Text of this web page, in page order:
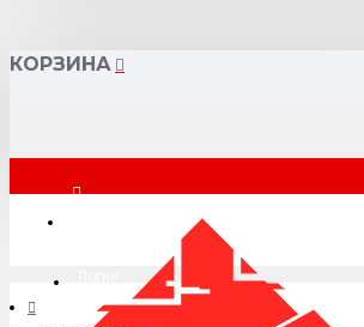
КОРЗИНА